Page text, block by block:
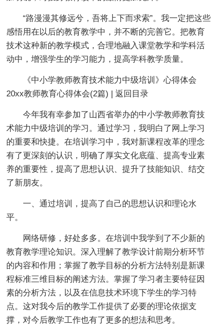
“路漫漫其修远兮，吾将上下而求索”。我一定把这些
感悟用在以后的教育教学中，并不断的完善它。把教育
技术这种新的教学模式，合理地融入课堂教学和学科活
动中，增强学生的学习能力，提高学科教学质量。
《中小学教师教育技术能力中级培训》心得体会
20xx教师教育心得体会(2篇) | 返回目录
今年我有幸参加了山西省举办的中小学教师教育技
术能力中级培训的学习。通过学习，我明白了网上学习
的重要和快捷。在培训学习中，我对新课程改革的理念
有了更深刻的认识，明确了厚实文化底蕴、提高专业素
养的重要性，提高了思想认识、提升了技能知识、结交
了新朋友。
一、通过培训，提高了自己的思想认识和理论水
平。
网络研修，好处多多。在培训中我学到了不少新的
教育教学理论知识。深入理解了教学设计前期分析环节
的内容和作用；掌握了教学目标的分析方法特别是新课
程标准三维目标的阐述方法。掌握了学习者主要特征因
素的分析方法，以及在信息技术环境下学生的学习特
点。这对我今后的教学工作提供了必要的理论依据支
撑，对今后教学工作也有了更多的想法和思考。